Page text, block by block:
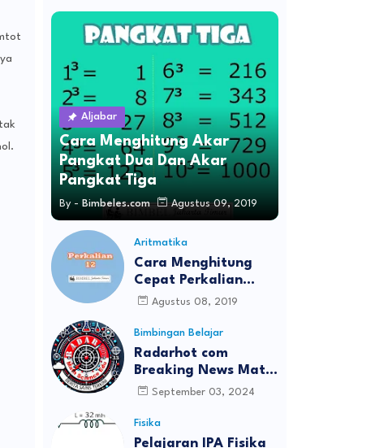
Aljabar
Cara Menghitung Akar
Pangkat Dua Dan Akar
Pangkat Tiga
By - Bimbeles.com Agustus 09, 2019
Aritmatika
Cara Menghitung
Cepat Perkalian
Bilangan Belasan
Agustus 08, 2019
Bimbingan Belajar
Radarhot com
Breaking News Math
Science education
September 03, 2024
Fisika
Pelajaran IPA Fisika